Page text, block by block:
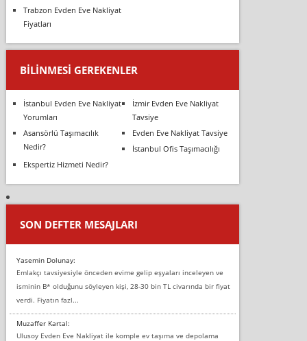
Trabzon Evden Eve Nakliyat
Fiyatları
BILINMESI GEREKENLER
İstanbul Evden Eve Nakliyat
Yorumları
İzmir Evden Eve Nakliyat
Tavsiye
Asansörlü Taşımacılık
Nedir?
Evden Eve Nakliyat Tavsiye
İstanbul Ofis Taşımacılığı
Ekspertiz Hizmeti Nedir?
SON DEFTER MESAJLARI
Yasemin Dolunay:
Emlakçı tavsiyesiyle önceden evime gelip eşyaları inceleyen ve
isminin B* olduğunu söyleyen kişi, 28-30 bin TL civarında bir fiyat
verdi. Fiyatın fazl...
Muzaffer Kartal:
Ulusoy Evden Eve Nakliyat ile komple ev taşıma ve depolama